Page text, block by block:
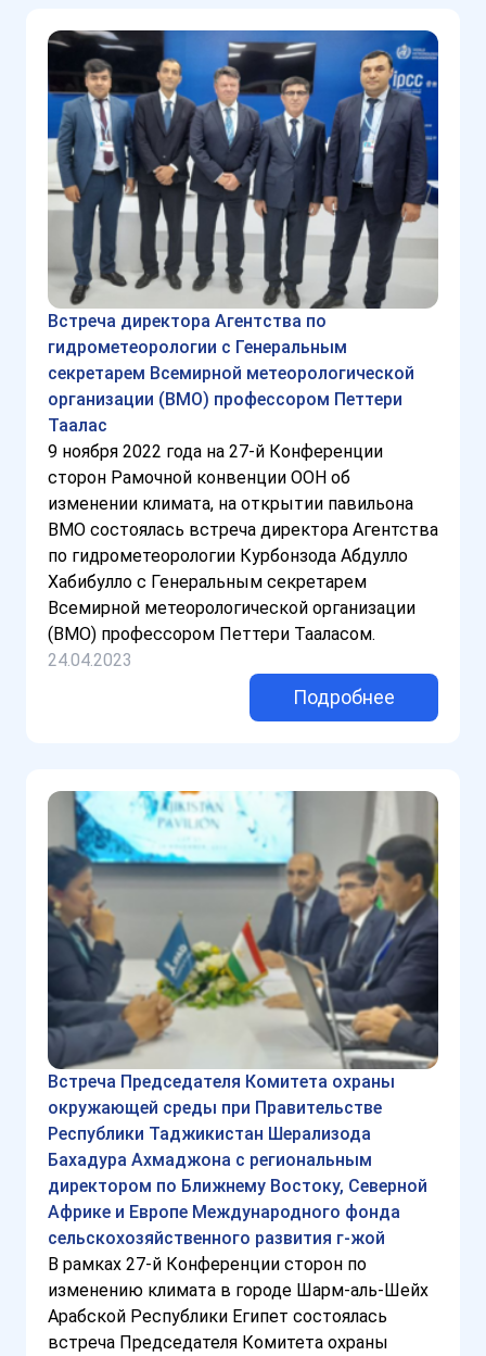
Встреча директора Агентства по
гидрометеорологии с Генеральным
секретарем Всемирной метеорологической
организации (ВМО) профессором Петтери
Таалас
9 ноября 2022 года на 27-й Конференции
сторон Рамочной конвенции ООН об
изменении климата, на открытии павильона
ВМО состоялась встреча директора Агентства
по гидрометеорологии Курбонзода Абдулло
Хабибулло с Генеральным секретарем
Всемирной метеорологической организации
(ВМО) профессором Петтери Тааласом.
24.04.2023
Подробнее
Встреча Председателя Комитета охраны
окружающей среды при Правительстве
Республики Таджикистан Шерализода
Бахадура Ахмаджона с региональным
директором по Ближнему Востоку, Северной
Африке и Европе Международного фонда
сельскохозяйственного развития г-жой
В рамках 27-й Конференции сторон по
изменению климата в городе Шарм-аль-Шейх
Арабской Республики Египет состоялась
встреча Председателя Комитета охраны